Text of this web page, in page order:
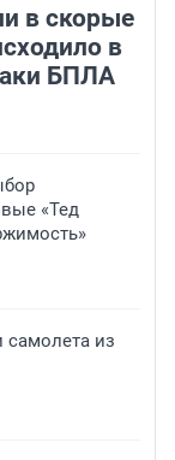
в скорые
в
БПЛА
«Тед
из